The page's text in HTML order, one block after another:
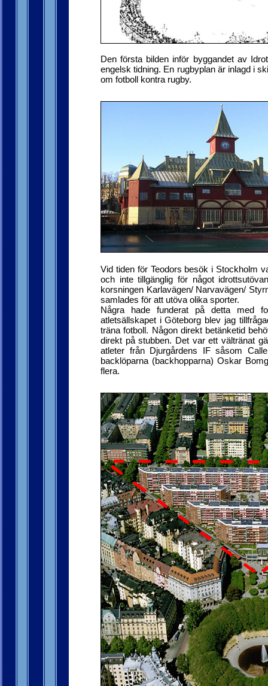
Den första bilden inför byggandet av
engelsk tidning. En rugbyplan är inlagd i
om fotboll kontra rugby.
Vid tiden för Teodors besök i Stockholm
och inte tillgänglig för något
korsningen Karlavägen/ Narvavägen/
samlades för att utöva olika sporter.
Några hade funderat på detta med
atletsällskapet i Göteborg blev jag
träna fotboll. Någon direkt betänketid
direkt på stubben. Det var ett vältränat
atleter från Djurgårdens IF såsom
backlöparna (backhopparna) Oskar
flera.